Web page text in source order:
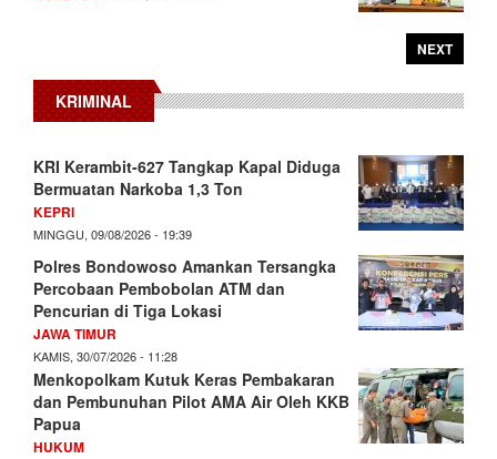
NEXT
KRIMINAL
KRI Kerambit-627 Tangkap Kapal Diduga
Bermuatan Narkoba 1,3 Ton
KEPRI
MINGGU, 09/08/2026 - 19:39
Polres Bondowoso Amankan Tersangka
Percobaan Pembobolan ATM dan
Pencurian di Tiga Lokasi
JAWA TIMUR
KAMIS, 30/07/2026 - 11:28
Menkopolkam Kutuk Keras Pembakaran
dan Pembunuhan Pilot AMA Air Oleh KKB
Papua
HUKUM